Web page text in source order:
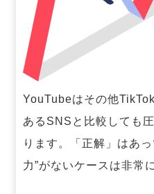
YouTubeはその他
あるSNSと比較しても
ります。「正解」はあ
力”がないケースは非常